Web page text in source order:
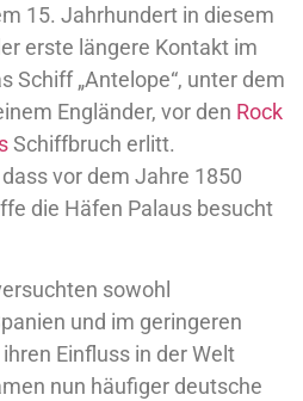
15. Jahrhundert in diesem
erste längere Kontakt im
Schiff „Antelope“, unter dem
Engländer, vor den Rock
Schiffbruch erlitt.
vor dem Jahre 1850
die Häfen Palaus besucht
sowohl
und im geringeren
Einfluss in der Welt
nun häufiger deutsche